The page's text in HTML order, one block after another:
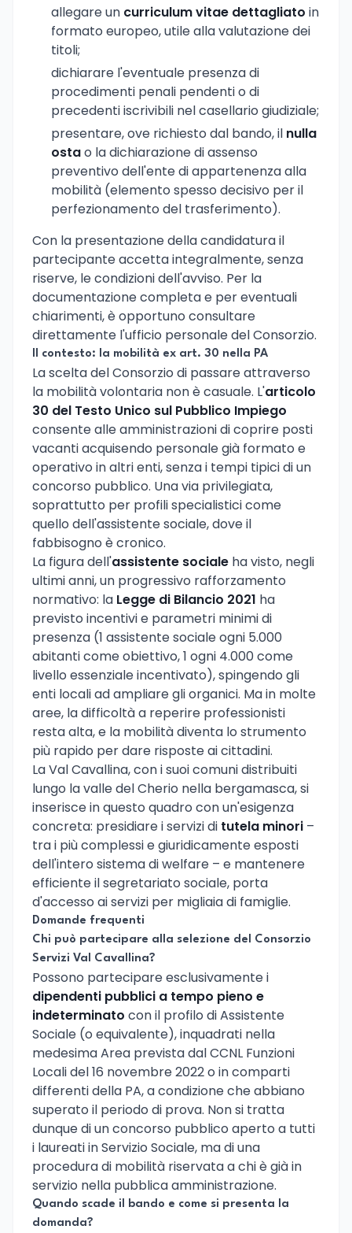
allegare un curriculum vitae dettagliato in
formato europeo, utile alla valutazione dei
titoli;
dichiarare l'eventuale presenza di
procedimenti penali pendenti o di
precedenti iscrivibili nel casellario giudiziale;
presentare, ove richiesto dal bando, il nulla
ostao la dichiarazione di assenso
preventivo dell'ente di appartenenza alla
mobilità (elemento spesso decisivo per il
perfezionamento del trasferimento).
Con la presentazione della candidatura il
partecipante accetta integralmente, senza
riserve, le condizioni dell'avviso. Per la
documentazione completa e per eventuali
chiarimenti, è opportuno consultare
direttamente l'ufficio personale del Consorzio.
Il contesto: la mobilità ex art. 30 nella PA
La scelta del Consorzio di passare attraverso
la mobilità volontaria non è casuale. L'articolo
30 del Testo Unico sul Pubblico Impiego
consente alle amministrazioni di coprire posti
vacanti acquisendo personale già formato e
operativo in altri enti, senza i tempi tipici di un
concorso pubblico. Una via privilegiata,
soprattutto per profili specialistici come
quello dell'assistente sociale, dove il
fabbisogno è cronico.
La figura dell'assistente sociale ha visto, negli
ultimi anni, un progressivo rafforzamento
normativo: la Legge di Bilancio 2021 ha
previsto incentivi e parametri minimi di
presenza (1 assistente sociale ogni 5.000
abitanti come obiettivo, 1 ogni 4.000 come
livello essenziale incentivato), spingendo gli
enti locali ad ampliare gli organici. Ma in molte
aree, la difficoltà a reperire professionisti
resta alta, e la mobilità diventa lo strumento
più rapido per dare risposte ai cittadini.
La Val Cavallina, con i suoi comuni distribuiti
lungo la valle del Cherio nella bergamasca, si
inserisce in questo quadro con un'esigenza
concreta: presidiare i servizi di tutela minori –
tra i più complessi e giuridicamente esposti
dell'intero sistema di welfare – e mantenere
efficiente il segretariato sociale, porta
d'accesso ai servizi per migliaia di famiglie.
Domande frequenti
Chi può partecipare alla selezione del Consorzio
Servizi Val Cavallina?
Possono partecipare esclusivamente i
dipendenti pubblici a tempo pieno e
indeterminato con il profilo di Assistente
Sociale (o equivalente), inquadrati nella
medesima Area prevista dal CCNL Funzioni
Locali del 16 novembre 2022 o in comparti
differenti della PA, a condizione che abbiano
superato il periodo di prova. Non si tratta
dunque di un concorso pubblico aperto a tutti
i laureati in Servizio Sociale, ma di una
procedura di mobilità riservata a chi è già in
servizio nella pubblica amministrazione.
Quando scade il bando e come si presenta la
domanda?